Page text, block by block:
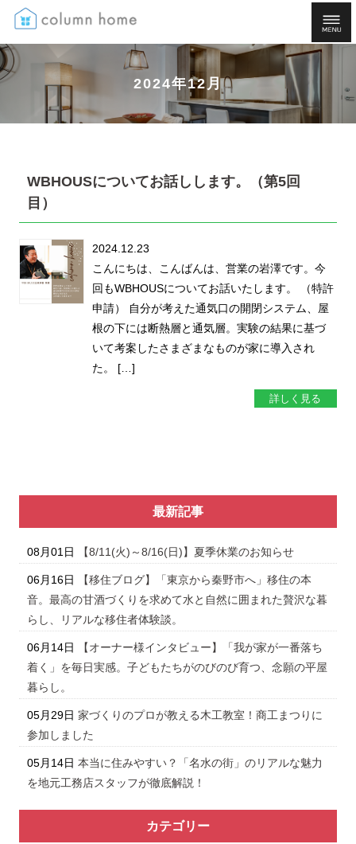
2024年12月
WBHOUSについてお話しします。（第5回
目）
2024.12.23
こんにちは、こんばんは、営業の岩澤です。今
回もWBHOUSについてお話いたします。 （特許
申請） 自分が考えた通気口の開閉システム、屋
根の下には断熱層と通気層。実験の結果に基づ
いて考案したさまざまなものが家に導入され
た。 […]
詳しく見る
最新記事
08月01日 【8/11(火)～8/16(日)】夏季休業のお知らせ
06月16日
【移住ブログ】「東京から秦野市へ」移住の本
音。最高の甘酒づくりを求めて水と自然に囲まれた贅沢な暮
らし、リアルな移住者体験談。
06月14日
【オーナー様インタビュー】「我が家が一番落ち
着く」を毎日実感。子どもたちがのびのび育つ、念願の平屋
暮らし。
05月29日 家づくりのプロが教える木工教室！商工まつりに
参加しました
05月14日 本当に住みやすい？「名水の街」のリアルな魅力
を地元工務店スタッフが徹底解説！
カテゴリー